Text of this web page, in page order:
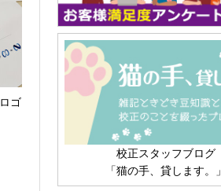
ゴ
校正スタッフブログ
「猫の手、貸します。」